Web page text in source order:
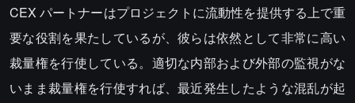
CEX パートナーはプロジェクトに流動性を提供する上で重
要な役割を果たしているが、彼らは依然として非常に高い
裁量権を行使している。適切な内部および外部の監視がな
いまま裁量権を行使すれば、最近発生したような混乱が起